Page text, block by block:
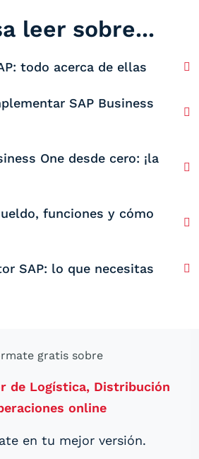
leer sobre...
todo acerca de ellas
SAP Business
One desde cero: ¡la
funciones y cómo
SAP: lo que necesitas
gratis sobre
de Logística, Distribución
online
en tu mejor versión.